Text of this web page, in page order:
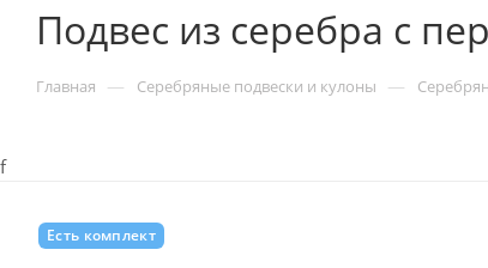
Подвес из серебра с
Главная — Серебряные подвески и кулоны —
f
Есть комплект